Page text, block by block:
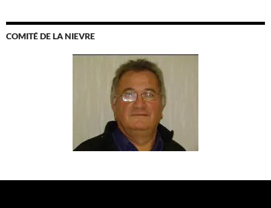
COMITÉ DE LA NIEVRE